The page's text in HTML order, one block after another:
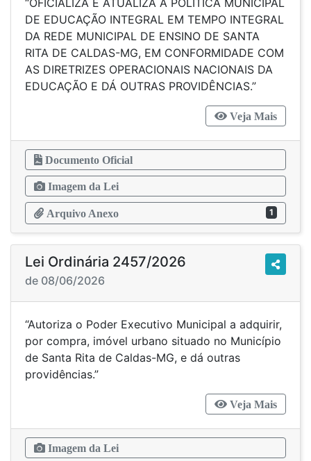
“OFICIALIZA E ATUALIZA A POLÍTICA MUNICIPAL
DE EDUCAÇÃO INTEGRAL EM TEMPO INTEGRAL
DA REDE MUNICIPAL DE ENSINO DE SANTA
RITA DE CALDAS-MG, EM CONFORMIDADE COM
AS DIRETRIZES OPERACIONAIS NACIONAIS DA
EDUCAÇÃO E DÁ OUTRAS PROVIDÊNCIAS.”
Veja Mais
Documento Oficial
Imagem da Lei
Arquivo Anexo 1
Lei Ordinária 2457/2026
de 08/06/2026
“Autoriza o Poder Executivo Municipal a adquirir,
por compra, imóvel urbano situado no Município
de Santa Rita de Caldas-MG, e dá outras
providências.”
Veja Mais
Imagem da Lei